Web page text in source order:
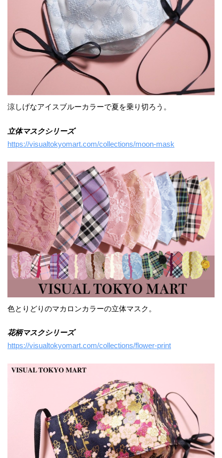
涼しげなアイスブルーカラーで夏を乗り切ろう。
立体マスクシリーズ
https://visualtokyomart.com/collections/moon-mask
色とりどりのマカロンカラーの立体マスク。
花柄マスクシリーズ
https://visualtokyomart.com/collections/flower-print